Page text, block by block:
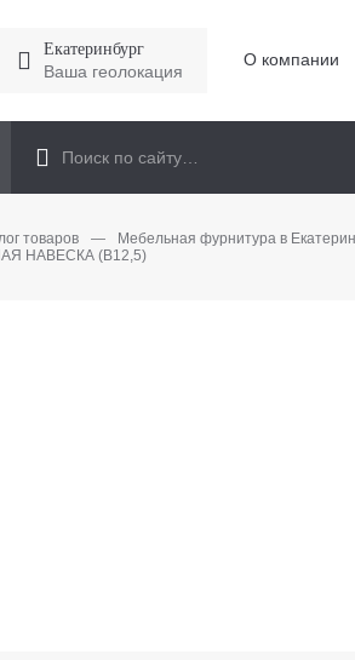
Екатеринбург
Ваша геолокация
О компании
товаров — Мебельная фурнитура в
НАВЕСКА (B12,5)